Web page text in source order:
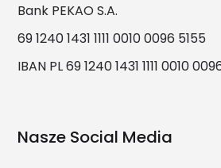
Bank PEKAO S.A.
69 1240 1431 1111 0010 0096 5155
IBAN PL 69 1240 1431 1111 0010
Nasze Social Media